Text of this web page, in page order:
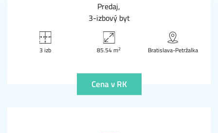
Predaj
3-izbový byt
3 izb 85.54 m2 Bratislava-Petržalka
Cena v RK